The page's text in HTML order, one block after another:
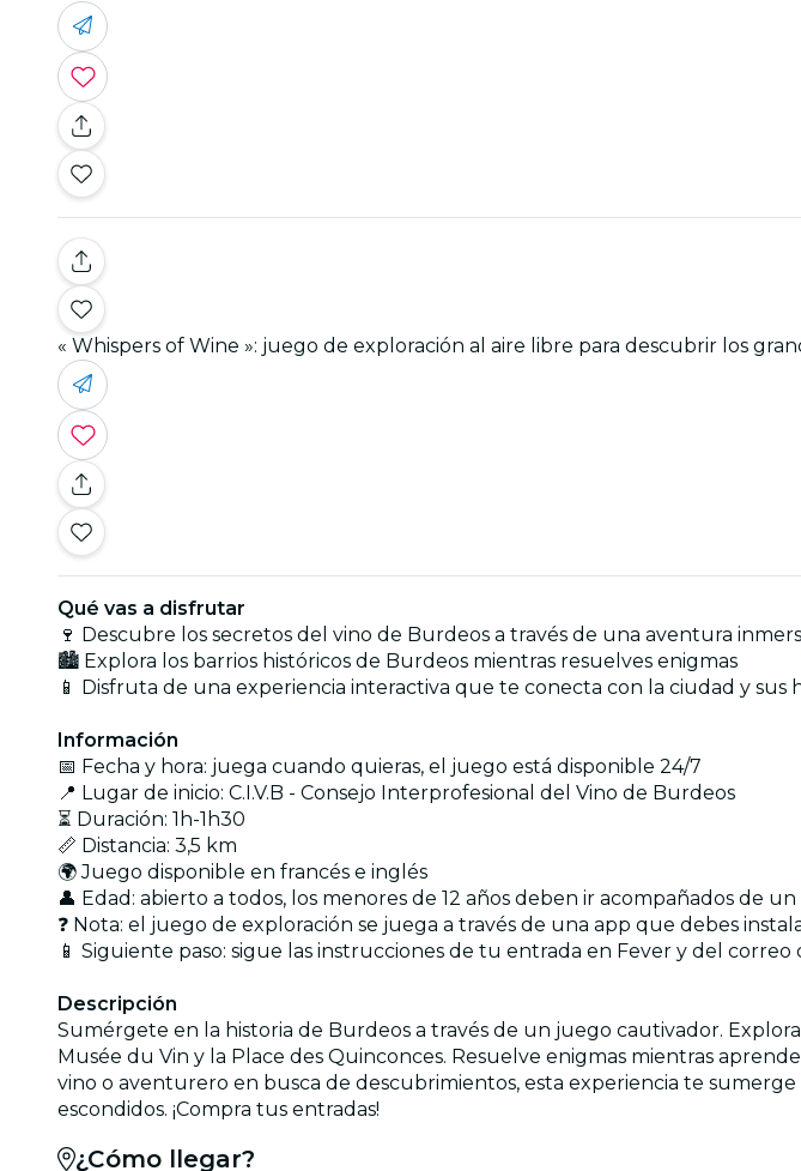
« Whispers of Wine »: juego de exploración al aire libre para descubrir los
Qué vas a disfrutar
🍷 Descubre los secretos del vino de Burdeos a través de una aventura
🏙 Explora los barrios históricos de Burdeos mientras resuelves enigmas
📱 Disfruta de una experiencia interactiva que te conecta con la ciudad y sus
Información
📅 Fecha y hora: juega cuando quieras, el juego está disponible 24/7
📍 Lugar de inicio: C.I.V.B - Consejo Interprofesional del Vino de Burdeos
⏳ Duración: 1h-1h30
📏 Distancia: 3,5 km
🌍 Juego disponible en francés e inglés
👤 Edad: abierto a todos, los menores de 12 años deben ir acompañados de
❓ Nota: el juego de exploración se juega a través de una app que debes
📱 Siguiente paso: sigue las instrucciones de tu entrada en Fever y del
Descripción
Sumérgete en la historia de Burdeos a través de un juego cautivador.
Musée du Vin y la Place des Quinconces. Resuelve enigmas mientras
vino o aventurero en busca de descubrimientos, esta experiencia te
escondidos. ¡Compra tus entradas!
¿Cómo llegar?